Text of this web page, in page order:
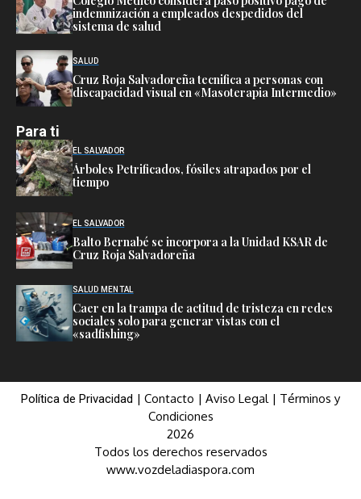
indemnización a empleados despedidos del
sistema de salud
SALUD
Cruz Roja Salvadoreña tecnifica a personas con
discapacidad visual en «Masoterapia Intermedio»
Para ti
EL SALVADOR
Árboles Petrificados, fósiles atrapados por el
tiempo
EL SALVADOR
Balto Bernabé se incorpora a la Unidad KSAR de
Cruz Roja Salvadoreña
SALUD MENTAL
Caer en la trampa de actitud de tristeza en redes
sociales solo para generar vistas con el
«sadfishing»
Política de Privacidad | Contacto | Aviso Legal | Términos y
Condiciones
2026
Todos los derechos reservados
www.vozdeladiaspora.com